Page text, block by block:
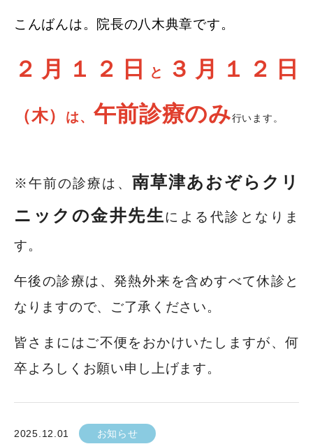
こんばんは。院長の八木典章です。
２月１２日 と ３月１２日
（木） は、 午前診療のみ行います。
※午前の診療は、 南草津あおぞらクリ
ニックの金井先生による代診となりま
す。
午後の診療は、発熱外来を含めすべて休診と
なりますので、ご了承ください。
皆さまにはご不便をおかけいたしますが、何
卒よろしくお願い申し上げます。
2025.12.01 お知らせ